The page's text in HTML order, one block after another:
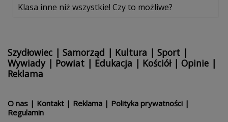
Klasa inne niż wszystkie! Czy to możliwe?
Szydłowiec | Samorząd | Kultura | Sport |
Wywiady| Powiat | Edukacja | Kościół| Opinie |
Reklama
O nas | Kontakt | Reklama | Polityka prywatności |
Regulamin